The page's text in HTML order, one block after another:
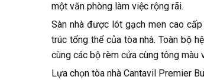
một văn phòng làm việc rộng rãi.
Sàn nhà được lót gạch men cao
trúc tổng thể của tòa nhà. Toàn bộ
cùng các bộ rèm cửa cùng tông màu
Lựa chọn tòa nhà Cantavil Premier